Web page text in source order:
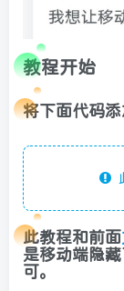
教程开始
将下面代码
此教程和前面
是移动端隐
可。